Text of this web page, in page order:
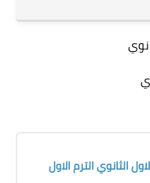
الثانوي الترم الاول